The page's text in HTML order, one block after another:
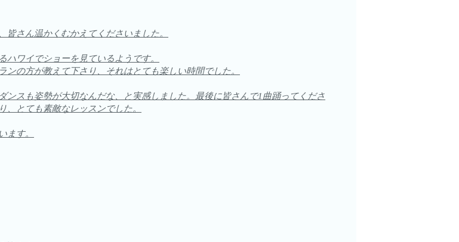
さん温かくむかえてくださいました。
ワイでショーを見ているようです。
の方が教えて下さり、それはとても楽しい時間でした。
ンスも姿勢が大切なんだな、と実感しました。最後に皆さんで1曲踊ってくださ
、とても素敵なレッスンでした。
ます。